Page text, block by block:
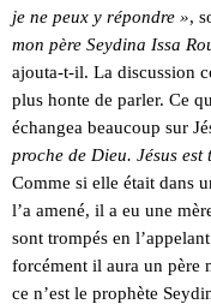
je ne peux y répondre »,
mon père Seydina Issa
ajouta-t-il. La discussion
plus honte de parler. Ce
échangea beaucoup sur
proche de Dieu. Jésus
Comme si elle était dans
l’a amené, il a eu une
sont trompés en
forcément il aura un père
ce n’est le prophète